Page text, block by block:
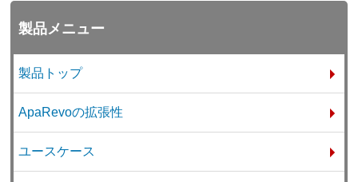
製品メニュー
製品トップ
ApaRevoの拡張性
ユースケース